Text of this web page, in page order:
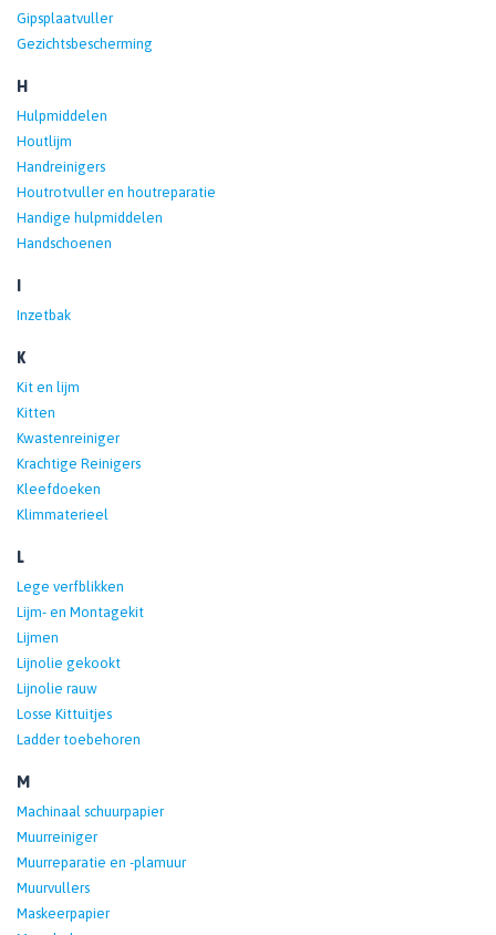
Gipsplaatvuller
Gezichtsbescherming
H
Hulpmiddelen
Houtlijm
Handreinigers
Houtrotvuller en houtreparatie
Handige hulpmiddelen
Handschoenen
I
Inzetbak
K
Kit en lijm
Kitten
Kwastenreiniger
Krachtige Reinigers
Kleefdoeken
Klimmaterieel
L
Lege verfblikken
Lijm- en Montagekit
Lijmen
Lijnolie gekookt
Lijnolie rauw
Losse Kittuitjes
Ladder toebehoren
M
Machinaal schuurpapier
Muurreiniger
Muurreparatie en -plamuur
Muurvullers
Maskeerpapier